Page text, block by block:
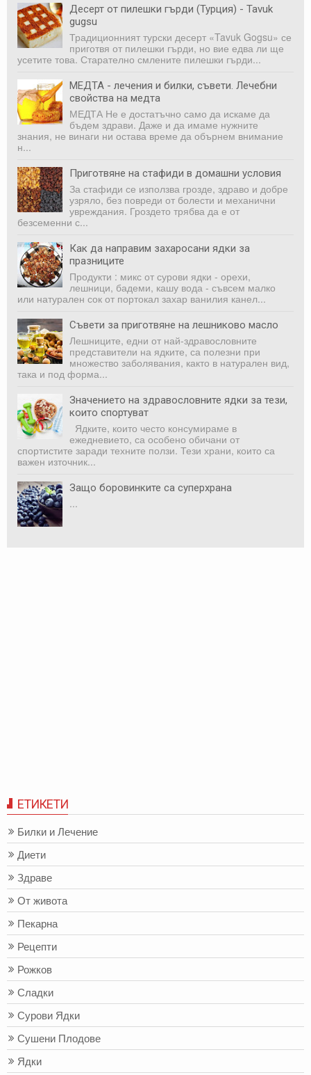
Десерт от пилешки гърди (Турция) - Tavuk
gugsu
Традиционният турски десерт «Tavuk Gogsu» се
приготвя от пилешки гърди, но вие едва ли ще
усетите това. Старателно смлените пилешки гърди...
МЕДТА - лечения и билки, съвети. Лечебни
свойства на медта
МЕДТА Не е достатъчно само да искаме да
бъдем здрави. Даже и да имаме нужните
знания, не винаги ни оста­ва време да обърнем внимание
н...
Приготвяне на стафиди в домашни условия
За стафиди се използва грозде, здраво и добре
узряло, без повреди от болести и механични
увреждания. Гроздето трябва да е от
безсеменни с...
Как да направим захаросани ядки за
празниците
Продукти : микс от сурови ядки - орехи,
лешници, бадеми, кашу вода - съвсем малко
или натурален сок от портокал захар ванилия канел...
Съвети за приготвяне на лешниково масло
Лешниците, едни от най-здравословните
представители на ядките, са полезни при
множество заболявания, както в натурален вид,
така и под форма...
Значението на здравословните ядки за тези,
които спортуват
Ядките, които често консумираме в
ежедневието, са особено обичани от
спортистите заради техните ползи. Тези храни, които са
важен източник...
Защо боровинките са суперхрана
...
ЕТИКЕТИ
Билки и Лечение
Диети
Здраве
От живота
Пекарна
Рецепти
Рожков
Сладки
Сурови Ядки
Сушени Плодове
Ядки